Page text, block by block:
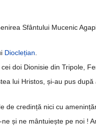
Sfântului Mucenic
Dioclețian
doi Dionisie din Tripole,
lui Hristos, și-au pus
de credință nici cu
și ne mântuiește pe noi !